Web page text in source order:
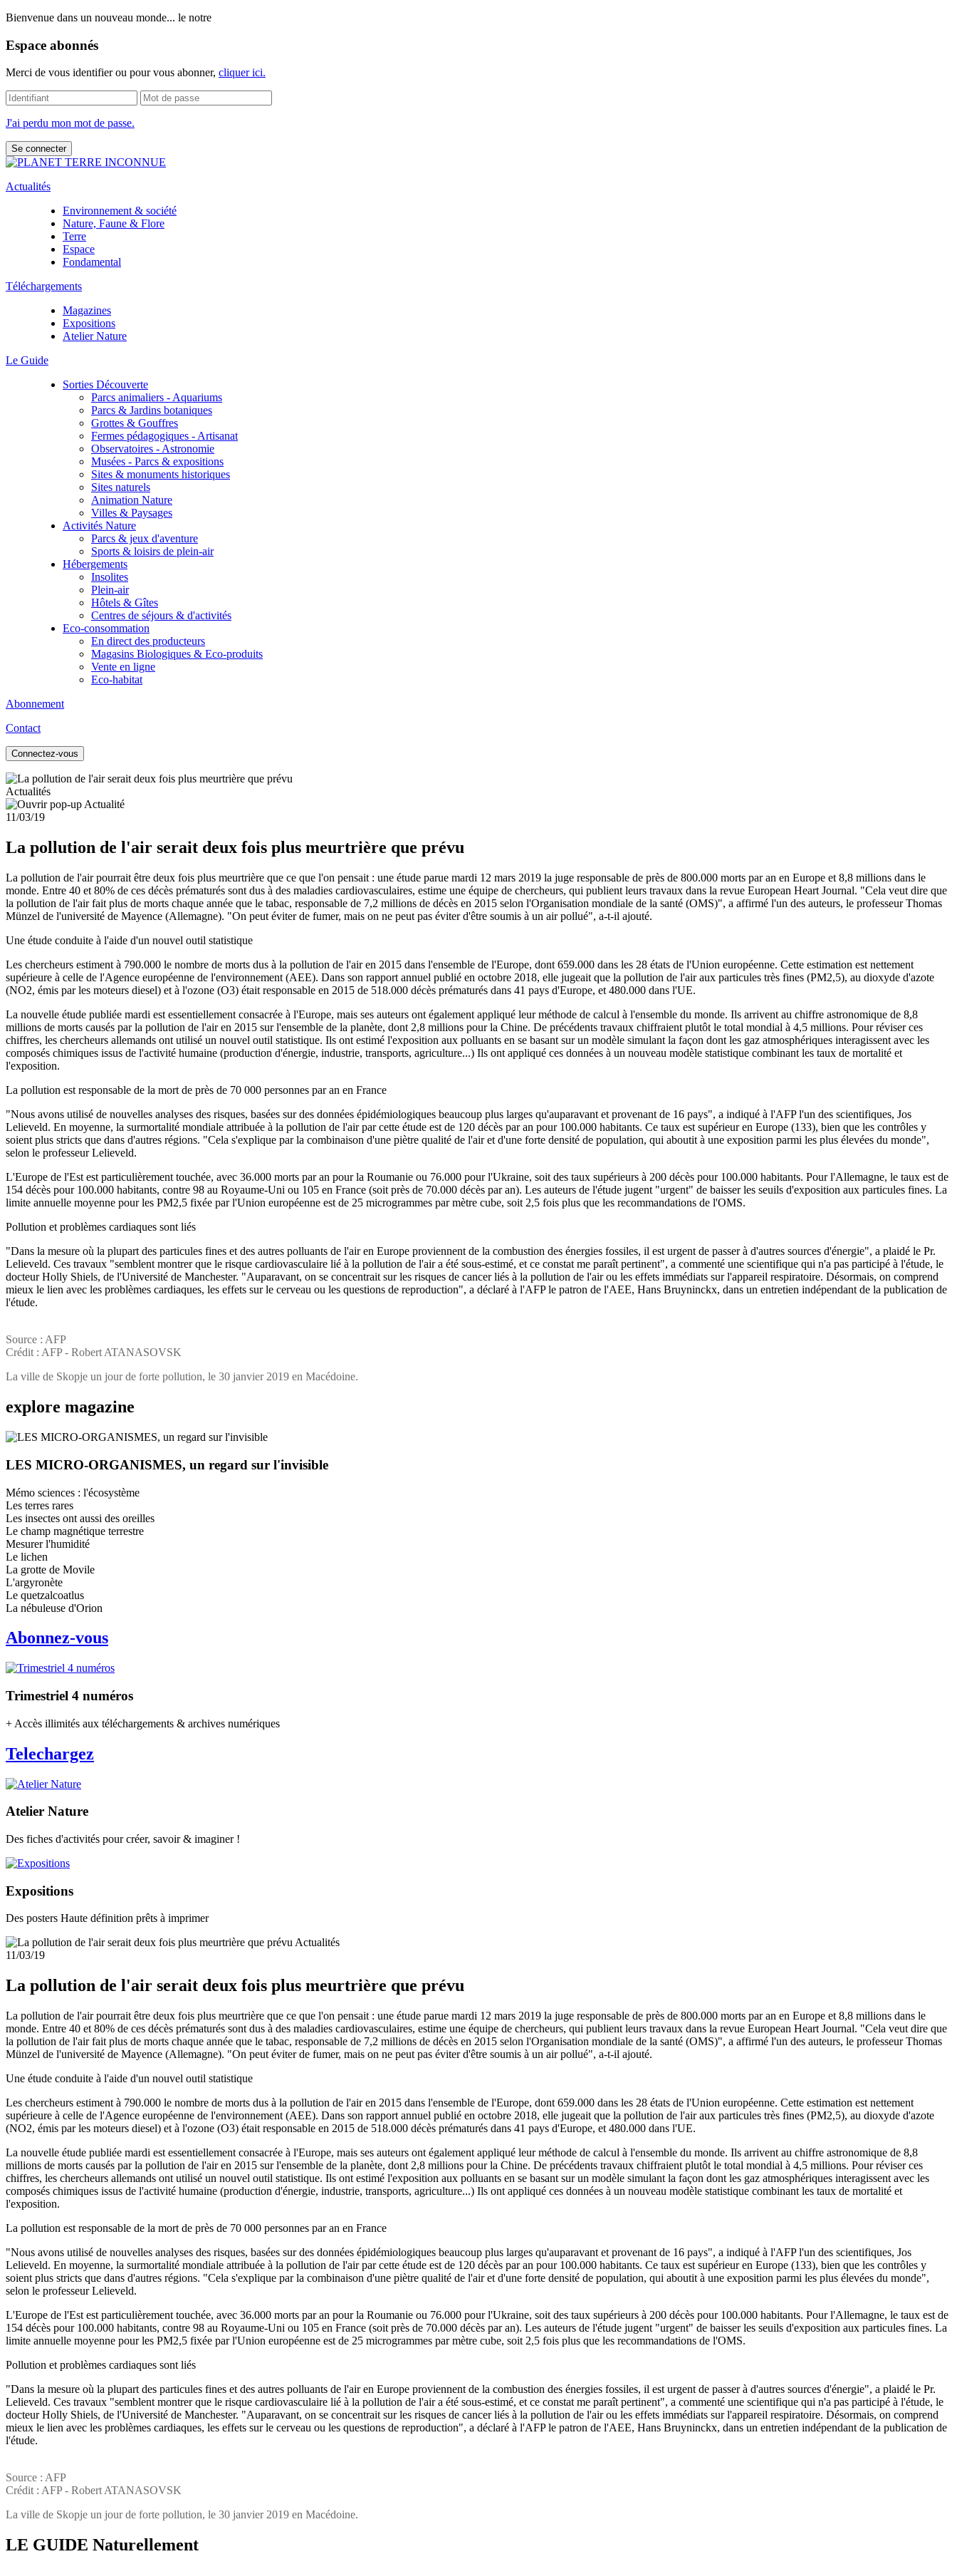
Bienvenue dans un nouveau monde... le notre
Espace abonnés
Merci de vous identifier ou pour vous abonner, cliquer ici.
J'ai perdu mon mot de passe.
Actualités
Environnement & société
Nature, Faune & Flore
Terre
Espace
Fondamental
Téléchargements
Magazines
Expositions
Atelier Nature
Le Guide
Sorties Découverte
Parcs animaliers - Aquariums
Parcs & Jardins botaniques
Grottes & Gouffres
Fermes pédagogiques - Artisanat
Observatoires - Astronomie
Musées - Parcs & expositions
Sites & monuments historiques
Sites naturels
Animation Nature
Villes & Paysages
Activités Nature
Parcs & jeux d'aventure
Sports & loisirs de plein-air
Hébergements
Insolites
Plein-air
Hôtels & Gîtes
Centres de séjours & d'activités
Eco-consommation
En direct des producteurs
Magasins Biologiques & Eco-produits
Vente en ligne
Eco-habitat
Abonnement
Contact
Connectez-vous
Actualités
11/03/19
La pollution de l'air serait deux fois plus meurtrière que prévu
La pollution de l'air pourrait être deux fois plus meurtrière que ce que l'on pensait : une étude parue mardi 12 mars 2019 la juge responsable de près de 800.000 morts par an en Europe et 8,8 millions dans le
monde. Entre 40 et 80% de ces décès prématurés sont dus à des maladies cardiovasculaires, estime une équipe de chercheurs, qui publient leurs travaux dans la revue European Heart Journal. "Cela veut dire que
la pollution de l'air fait plus de morts chaque année que le tabac, responsable de 7,2 millions de décès en 2015 selon l'Organisation mondiale de la santé (OMS)", a affirmé l'un des auteurs, le professeur Thomas
Münzel de l'université de Mayence (Allemagne). "On peut éviter de fumer, mais on ne peut pas éviter d'être soumis à un air pollué", a-t-il ajouté.
Une étude conduite à l'aide d'un nouvel outil statistique
Les chercheurs estiment à 790.000 le nombre de morts dus à la pollution de l'air en 2015 dans l'ensemble de l'Europe, dont 659.000 dans les 28 états de l'Union européenne. Cette estimation est nettement
supérieure à celle de l'Agence européenne de l'environnement (AEE). Dans son rapport annuel publié en octobre 2018, elle jugeait que la pollution de l'air aux particules très fines (PM2,5), au dioxyde d'azote
(NO2, émis par les moteurs diesel) et à l'ozone (O3) était responsable en 2015 de 518.000 décès prématurés dans 41 pays d'Europe, et 480.000 dans l'UE.
La nouvelle étude publiée mardi est essentiellement consacrée à l'Europe, mais ses auteurs ont également appliqué leur méthode de calcul à l'ensemble du monde. Ils arrivent au chiffre astronomique de 8,8
millions de morts causés par la pollution de l'air en 2015 sur l'ensemble de la planète, dont 2,8 millions pour la Chine. De précédents travaux chiffraient plutôt le total mondial à 4,5 millions. Pour réviser ces
chiffres, les chercheurs allemands ont utilisé un nouvel outil statistique. Ils ont estimé l'exposition aux polluants en se basant sur un modèle simulant la façon dont les gaz atmosphériques interagissent avec les
composés chimiques issus de l'activité humaine (production d'énergie, industrie, transports, agriculture...) Ils ont appliqué ces données à un nouveau modèle statistique combinant les taux de mortalité et
l'exposition.
La pollution est responsable de la mort de près de 70 000 personnes par an en France
"Nous avons utilisé de nouvelles analyses des risques, basées sur des données épidémiologiques beaucoup plus larges qu'auparavant et provenant de 16 pays", a indiqué à l'AFP l'un des scientifiques, Jos
Lelieveld. En moyenne, la surmortalité mondiale attribuée à la pollution de l'air par cette étude est de 120 décès par an pour 100.000 habitants. Ce taux est supérieur en Europe (133), bien que les contrôles y
soient plus stricts que dans d'autres régions. "Cela s'explique par la combinaison d'une piètre qualité de l'air et d'une forte densité de population, qui aboutit à une exposition parmi les plus élevées du monde",
selon le professeur Lelieveld.
L'Europe de l'Est est particulièrement touchée, avec 36.000 morts par an pour la Roumanie ou 76.000 pour l'Ukraine, soit des taux supérieurs à 200 décès pour 100.000 habitants. Pour l'Allemagne, le taux est de
154 décès pour 100.000 habitants, contre 98 au Royaume-Uni ou 105 en France (soit près de 70.000 décès par an). Les auteurs de l'étude jugent "urgent" de baisser les seuils d'exposition aux particules fines. La
limite annuelle moyenne pour les PM2,5 fixée par l'Union européenne est de 25 microgrammes par mètre cube, soit 2,5 fois plus que les recommandations de l'OMS.
Pollution et problèmes cardiaques sont liés
"Dans la mesure où la plupart des particules fines et des autres polluants de l'air en Europe proviennent de la combustion des énergies fossiles, il est urgent de passer à d'autres sources d'énergie", a plaidé le Pr.
Lelieveld. Ces travaux "semblent montrer que le risque cardiovasculaire lié à la pollution de l'air a été sous-estimé, et ce constat me paraît pertinent", a commenté une scientifique qui n'a pas participé à l'étude, le
docteur Holly Shiels, de l'Université de Manchester. "Auparavant, on se concentrait sur les risques de cancer liés à la pollution de l'air ou les effets immédiats sur l'appareil respiratoire. Désormais, on comprend
mieux le lien avec les problèmes cardiaques, les effets sur le cerveau ou les questions de reproduction", a déclaré à l'AFP le patron de l'AEE, Hans Bruyninckx, dans un entretien indépendant de la publication de
l'étude.
Source : AFP
Crédit : AFP - Robert ATANASOVSK
La ville de Skopje un jour de forte pollution, le 30 janvier 2019 en Macédoine.
explore magazine
LES MICRO-ORGANISMES, un regard sur l'invisible
Mémo sciences : l'écosystème
Les terres rares
Les insectes ont aussi des oreilles
Le champ magnétique terrestre
Mesurer l'humidité
Le lichen
La grotte de Movile
L'argyronète
Le quetzalcoatlus
La nébuleuse d'Orion
Abonnez-vous
Trimestriel 4 numéros
+ Accès illimités aux téléchargements & archives numériques
Telechargez
Atelier Nature
Des fiches d'activités pour créer, savoir & imaginer !
Expositions
Des posters Haute définition prêts à imprimer
Actualités
11/03/19
La pollution de l'air serait deux fois plus meurtrière que prévu
La pollution de l'air pourrait être deux fois plus meurtrière que ce que l'on pensait : une étude parue mardi 12 mars 2019 la juge responsable de près de 800.000 morts par an en Europe et 8,8 millions dans le
monde. Entre 40 et 80% de ces décès prématurés sont dus à des maladies cardiovasculaires, estime une équipe de chercheurs, qui publient leurs travaux dans la revue European Heart Journal. "Cela veut dire que
la pollution de l'air fait plus de morts chaque année que le tabac, responsable de 7,2 millions de décès en 2015 selon l'Organisation mondiale de la santé (OMS)", a affirmé l'un des auteurs, le professeur Thomas
Münzel de l'université de Mayence (Allemagne). "On peut éviter de fumer, mais on ne peut pas éviter d'être soumis à un air pollué", a-t-il ajouté.
Une étude conduite à l'aide d'un nouvel outil statistique
Les chercheurs estiment à 790.000 le nombre de morts dus à la pollution de l'air en 2015 dans l'ensemble de l'Europe, dont 659.000 dans les 28 états de l'Union européenne. Cette estimation est nettement
supérieure à celle de l'Agence européenne de l'environnement (AEE). Dans son rapport annuel publié en octobre 2018, elle jugeait que la pollution de l'air aux particules très fines (PM2,5), au dioxyde d'azote
(NO2, émis par les moteurs diesel) et à l'ozone (O3) était responsable en 2015 de 518.000 décès prématurés dans 41 pays d'Europe, et 480.000 dans l'UE.
La nouvelle étude publiée mardi est essentiellement consacrée à l'Europe, mais ses auteurs ont également appliqué leur méthode de calcul à l'ensemble du monde. Ils arrivent au chiffre astronomique de 8,8
millions de morts causés par la pollution de l'air en 2015 sur l'ensemble de la planète, dont 2,8 millions pour la Chine. De précédents travaux chiffraient plutôt le total mondial à 4,5 millions. Pour réviser ces
chiffres, les chercheurs allemands ont utilisé un nouvel outil statistique. Ils ont estimé l'exposition aux polluants en se basant sur un modèle simulant la façon dont les gaz atmosphériques interagissent avec les
composés chimiques issus de l'activité humaine (production d'énergie, industrie, transports, agriculture...) Ils ont appliqué ces données à un nouveau modèle statistique combinant les taux de mortalité et
l'exposition.
La pollution est responsable de la mort de près de 70 000 personnes par an en France
"Nous avons utilisé de nouvelles analyses des risques, basées sur des données épidémiologiques beaucoup plus larges qu'auparavant et provenant de 16 pays", a indiqué à l'AFP l'un des scientifiques, Jos
Lelieveld. En moyenne, la surmortalité mondiale attribuée à la pollution de l'air par cette étude est de 120 décès par an pour 100.000 habitants. Ce taux est supérieur en Europe (133), bien que les contrôles y
soient plus stricts que dans d'autres régions. "Cela s'explique par la combinaison d'une piètre qualité de l'air et d'une forte densité de population, qui aboutit à une exposition parmi les plus élevées du monde",
selon le professeur Lelieveld.
L'Europe de l'Est est particulièrement touchée, avec 36.000 morts par an pour la Roumanie ou 76.000 pour l'Ukraine, soit des taux supérieurs à 200 décès pour 100.000 habitants. Pour l'Allemagne, le taux est de
154 décès pour 100.000 habitants, contre 98 au Royaume-Uni ou 105 en France (soit près de 70.000 décès par an). Les auteurs de l'étude jugent "urgent" de baisser les seuils d'exposition aux particules fines. La
limite annuelle moyenne pour les PM2,5 fixée par l'Union européenne est de 25 microgrammes par mètre cube, soit 2,5 fois plus que les recommandations de l'OMS.
Pollution et problèmes cardiaques sont liés
"Dans la mesure où la plupart des particules fines et des autres polluants de l'air en Europe proviennent de la combustion des énergies fossiles, il est urgent de passer à d'autres sources d'énergie", a plaidé le Pr.
Lelieveld. Ces travaux "semblent montrer que le risque cardiovasculaire lié à la pollution de l'air a été sous-estimé, et ce constat me paraît pertinent", a commenté une scientifique qui n'a pas participé à l'étude, le
docteur Holly Shiels, de l'Université de Manchester. "Auparavant, on se concentrait sur les risques de cancer liés à la pollution de l'air ou les effets immédiats sur l'appareil respiratoire. Désormais, on comprend
mieux le lien avec les problèmes cardiaques, les effets sur le cerveau ou les questions de reproduction", a déclaré à l'AFP le patron de l'AEE, Hans Bruyninckx, dans un entretien indépendant de la publication de
l'étude.
Source : AFP
Crédit : AFP - Robert ATANASOVSK
La ville de Skopje un jour de forte pollution, le 30 janvier 2019 en Macédoine.
LE GUIDE Naturellement